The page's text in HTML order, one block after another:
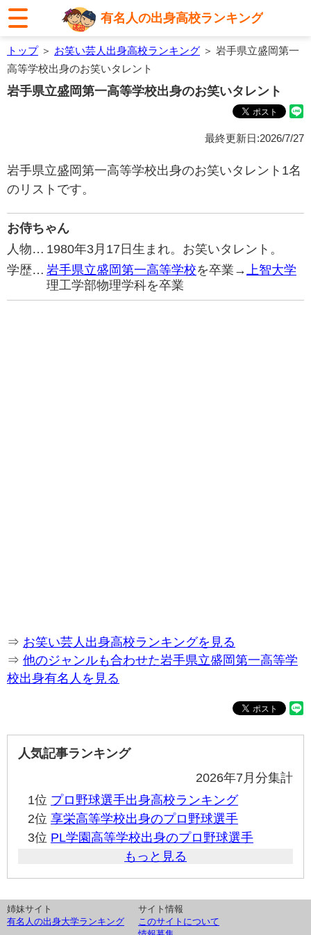
有名人の出身高校ランキング
トップ＞ お笑い芸人出身高校ランキング ＞ 岩手県立盛岡第一
高等学校出身のお笑いタレント
岩手県立盛岡第一高等学校出身のお笑いタレント
最終更新日:2026/7/27
岩手県立盛岡第一高等学校出身のお笑いタレント1名
のリストです。
お侍ちゃん
人物… 1980年3月17日生まれ。お笑いタレント。
学歴… 岩手県立盛岡第一高等学校を卒業→上智大学
理工学部物理学科を卒業
⇒ お笑い芸人出身高校ランキングを見る
⇒ 他のジャンルも合わせた岩手県立盛岡第一高等学
校出身有名人を見る
人気記事ランキング
2026年7月分集計
1位 プロ野球選手出身高校ランキング
2位 享栄高等学校出身のプロ野球選手
3位 PL学園高等学校出身のプロ野球選手
もっと見る
姉妹サイト
有名人の出身大学ランキング
サイト情報
このサイトについて